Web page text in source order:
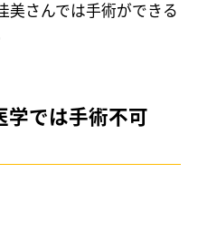
美さんでは手術ができる
学では手術不可